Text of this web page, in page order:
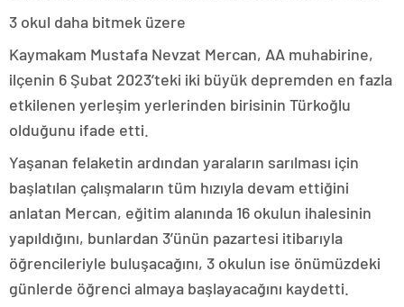
3 okul daha bitmek üzere
Kaymakam Mustafa Nevzat Mercan, AA muhabirine,
ilçenin 6 Şubat 2023’teki iki büyük depremden en fazla
etkilenen yerleşim yerlerinden birisinin Türkoğlu
olduğunu ifade etti.
Yaşanan felaketin ardından yaraların sarılması için
başlatılan çalışmaların tüm hızıyla devam ettiğini
anlatan Mercan, eğitim alanında 16 okulun ihalesinin
yapıldığını, bunlardan 3’ünün pazartesi itibarıyla
öğrencileriyle buluşacağını, 3 okulun ise önümüzdeki
günlerde öğrenci almaya başlayacağını kaydetti.